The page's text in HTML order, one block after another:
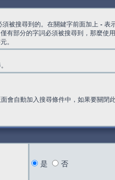
須被搜尋到的。在關鍵字前面加上 - 表
有部分的字詞必須被搜尋到，那麼使
。
會自動加入搜尋條件中，如果要關閉
是 否